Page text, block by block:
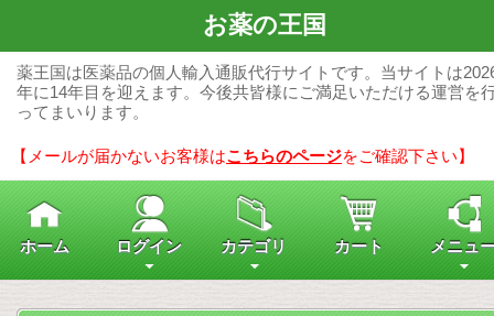
お薬の王国
薬王国は医薬品の個人輸入通販代行サイトです。当サイトは
年に14年目を迎えます。今後共皆様にご満足いただける運営を
ってまいります。
【メールが届かないお客様はこちらのページをご確認下さい】
ホーム ログイン カテゴリ カート メニュ